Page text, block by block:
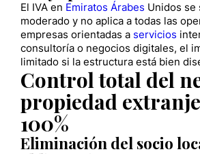
El IVA en Emiratos Árabes Unidos se
moderado y no aplica a todas las
empresas orientadas a servicios
consultoría o negocios digitales, el
limitado si la estructura está bien
Control total del
propiedad
100%
Eliminación del socio